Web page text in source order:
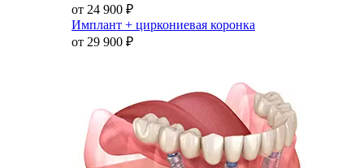
от 24 900 ₽
Имплант + циркониевая коронка
от 29 900 ₽